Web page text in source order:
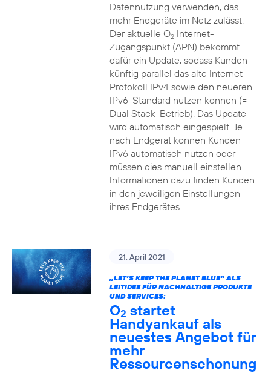
Datennutzung verwenden, das
mehr Endgeräte im Netz zulässt.
Der aktuelle O2Internet-
Zugangspunkt (APN) bekommt
dafür ein Update, sodass Kunden
künftig parallel das alte Internet-
Protokoll IPv4 sowie den neueren
IPv6-Standard nutzen können (=
Dual Stack-Betrieb). Das Update
wird automatisch eingespielt. Je
nach Endgerät können Kunden
IPv6 automatisch nutzen oder
müssen dies manuell einstellen.
Informationen dazu finden Kunden
in den jeweiligen Einstellungen
ihres Endgerätes.
21. April 2021
„LET’S KEEP THE PLANET BLUE“ ALS
LEITIDEE FÜR NACHHALTIGE PRODUKTE
UND SERVICES:
O2 startet
Handyankauf als
neuestes Angebot für
mehr
Ressourcenschonung